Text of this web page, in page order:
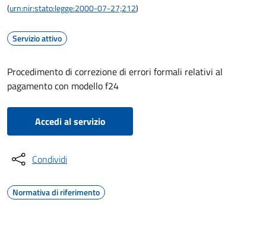
(urn:nir:stato:legge:2000-07-27;212)
Servizio attivo
Procedimento di correzione di errori formali relativi al
pagamento con modello f24
Accedi al servizio
Condividi
Normativa di riferimento